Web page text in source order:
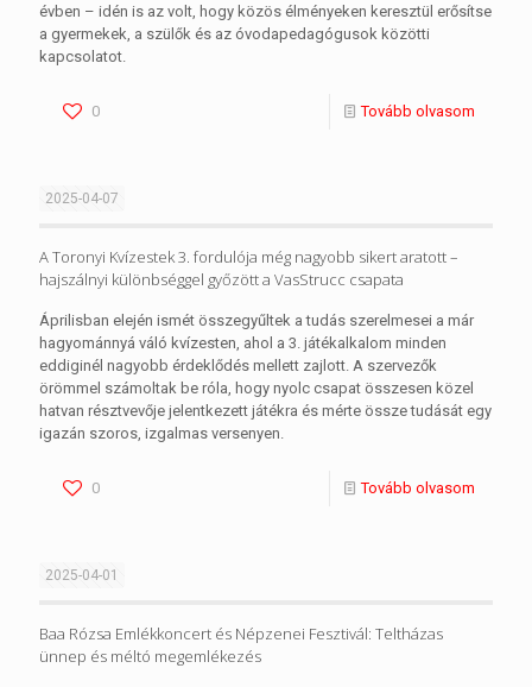
évben – idén is az volt, hogy közös élményeken keresztül erősítse
a gyermekek, a szülők és az óvodapedagógusok közötti
kapcsolatot.
0 Tovább olvasom
2025-04-07
A Toronyi Kvízestek 3. fordulója még nagyobb sikert aratott –
hajszálnyi különbséggel győzött a VasStrucc csapata
Áprilisban elején ismét összegyűltek a tudás szerelmesei a már
hagyománnyá váló kvízesten, ahol a 3. játékalkalom minden
eddiginél nagyobb érdeklődés mellett zajlott. A szervezők
örömmel számoltak be róla, hogy nyolc csapat összesen közel
hatvan résztvevője jelentkezett játékra és mérte össze tudását egy
igazán szoros, izgalmas versenyen.
0 Tovább olvasom
2025-04-01
Baa Rózsa Emlékkoncert és Népzenei Fesztivál: Teltházas
ünnep és méltó megemlékezés